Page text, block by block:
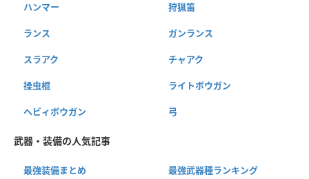
ハンマー 狩猟笛
ランス ガンランス
スラアク チャアク
操虫棍 ライトボウガン
ヘビィボウガン 弓
武器・装備の人気記事
最強装備まとめ 最強武器種ランキング